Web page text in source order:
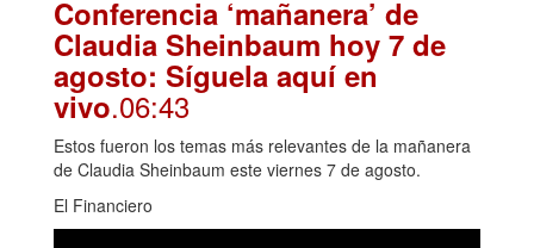
Conferencia ‘mañanera’ de
Claudia Sheinbaum hoy 7 de
agosto: Síguela aquí en
vivo.06:43
Estos fueron los temas más relevantes de la mañanera
de Claudia Sheinbaum este viernes 7 de agosto.
El Financiero